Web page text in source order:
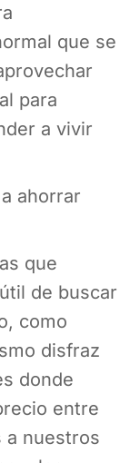
que se
para
a vivir
ahorrar
que
de buscar
como
disfraz
donde
entre
a nuestros